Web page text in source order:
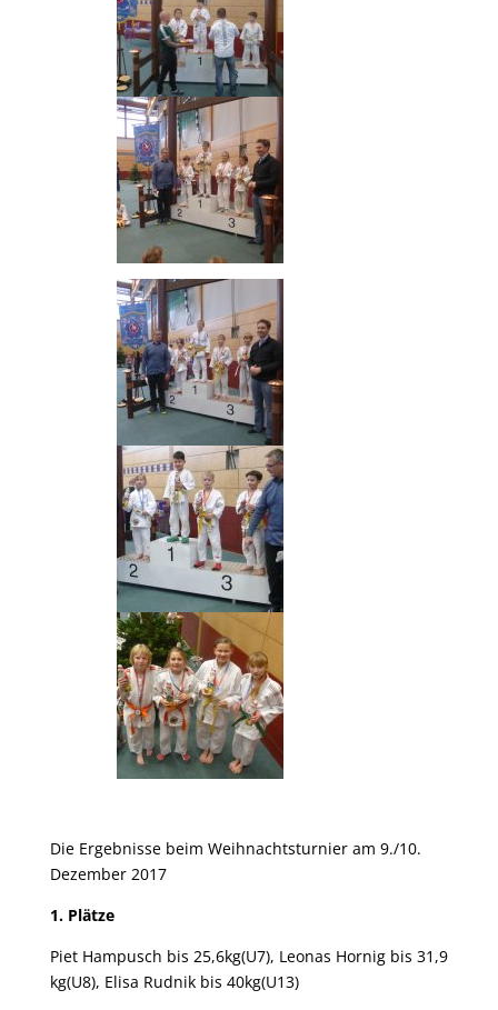
Die Ergebnisse beim Weihnachtsturnier am 9./10.
Dezember 2017
1. Plätze
Piet Hampusch bis 25,6kg(U7), Leonas Hornig bis 31,9
kg(U8), Elisa Rudnik bis 40kg(U13)